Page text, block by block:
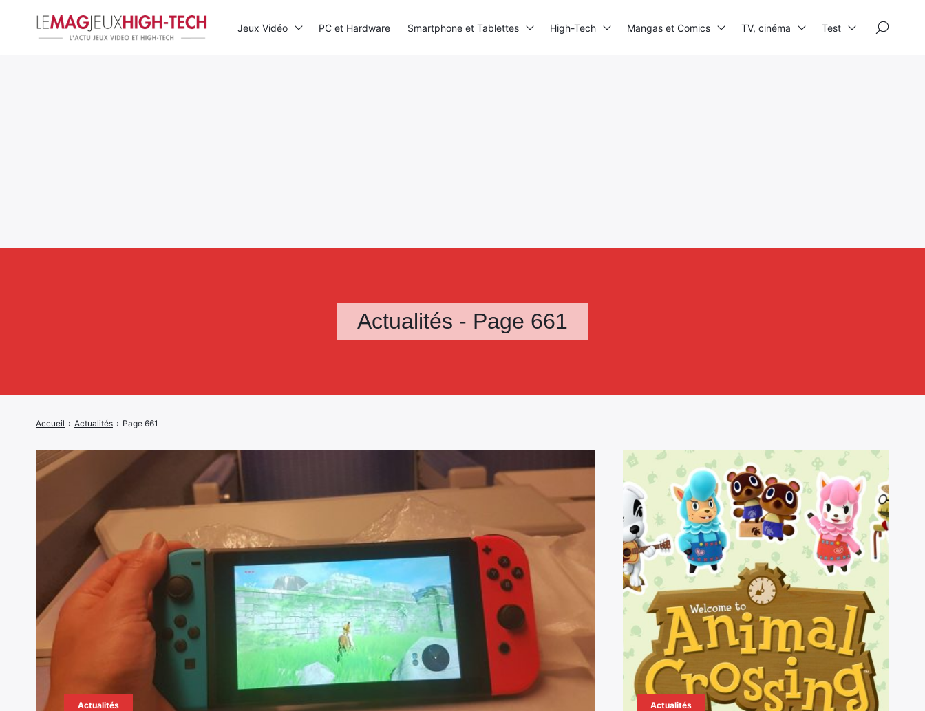
Actualités - Page 661
Accueil › Actualités › Page 661
Actualités Actualités
Jeux Vidéo PC et Hardware Smartphone et Tablettes High-Tech Mangas et Comics TV, cinéma Test